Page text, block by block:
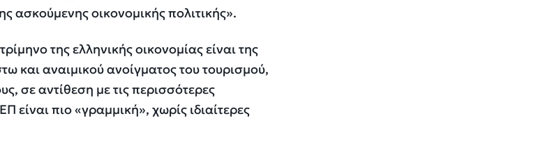
ασκούμενης οικονομικής πολιτικής».
της ελληνικής οικονομίας είναι της
και αναιμικού ανοίγματος του τουρισμού,
σε αντίθεση με τις περισσότερες
είναι πιο «γραμμική», χωρίς ιδιαίτερες